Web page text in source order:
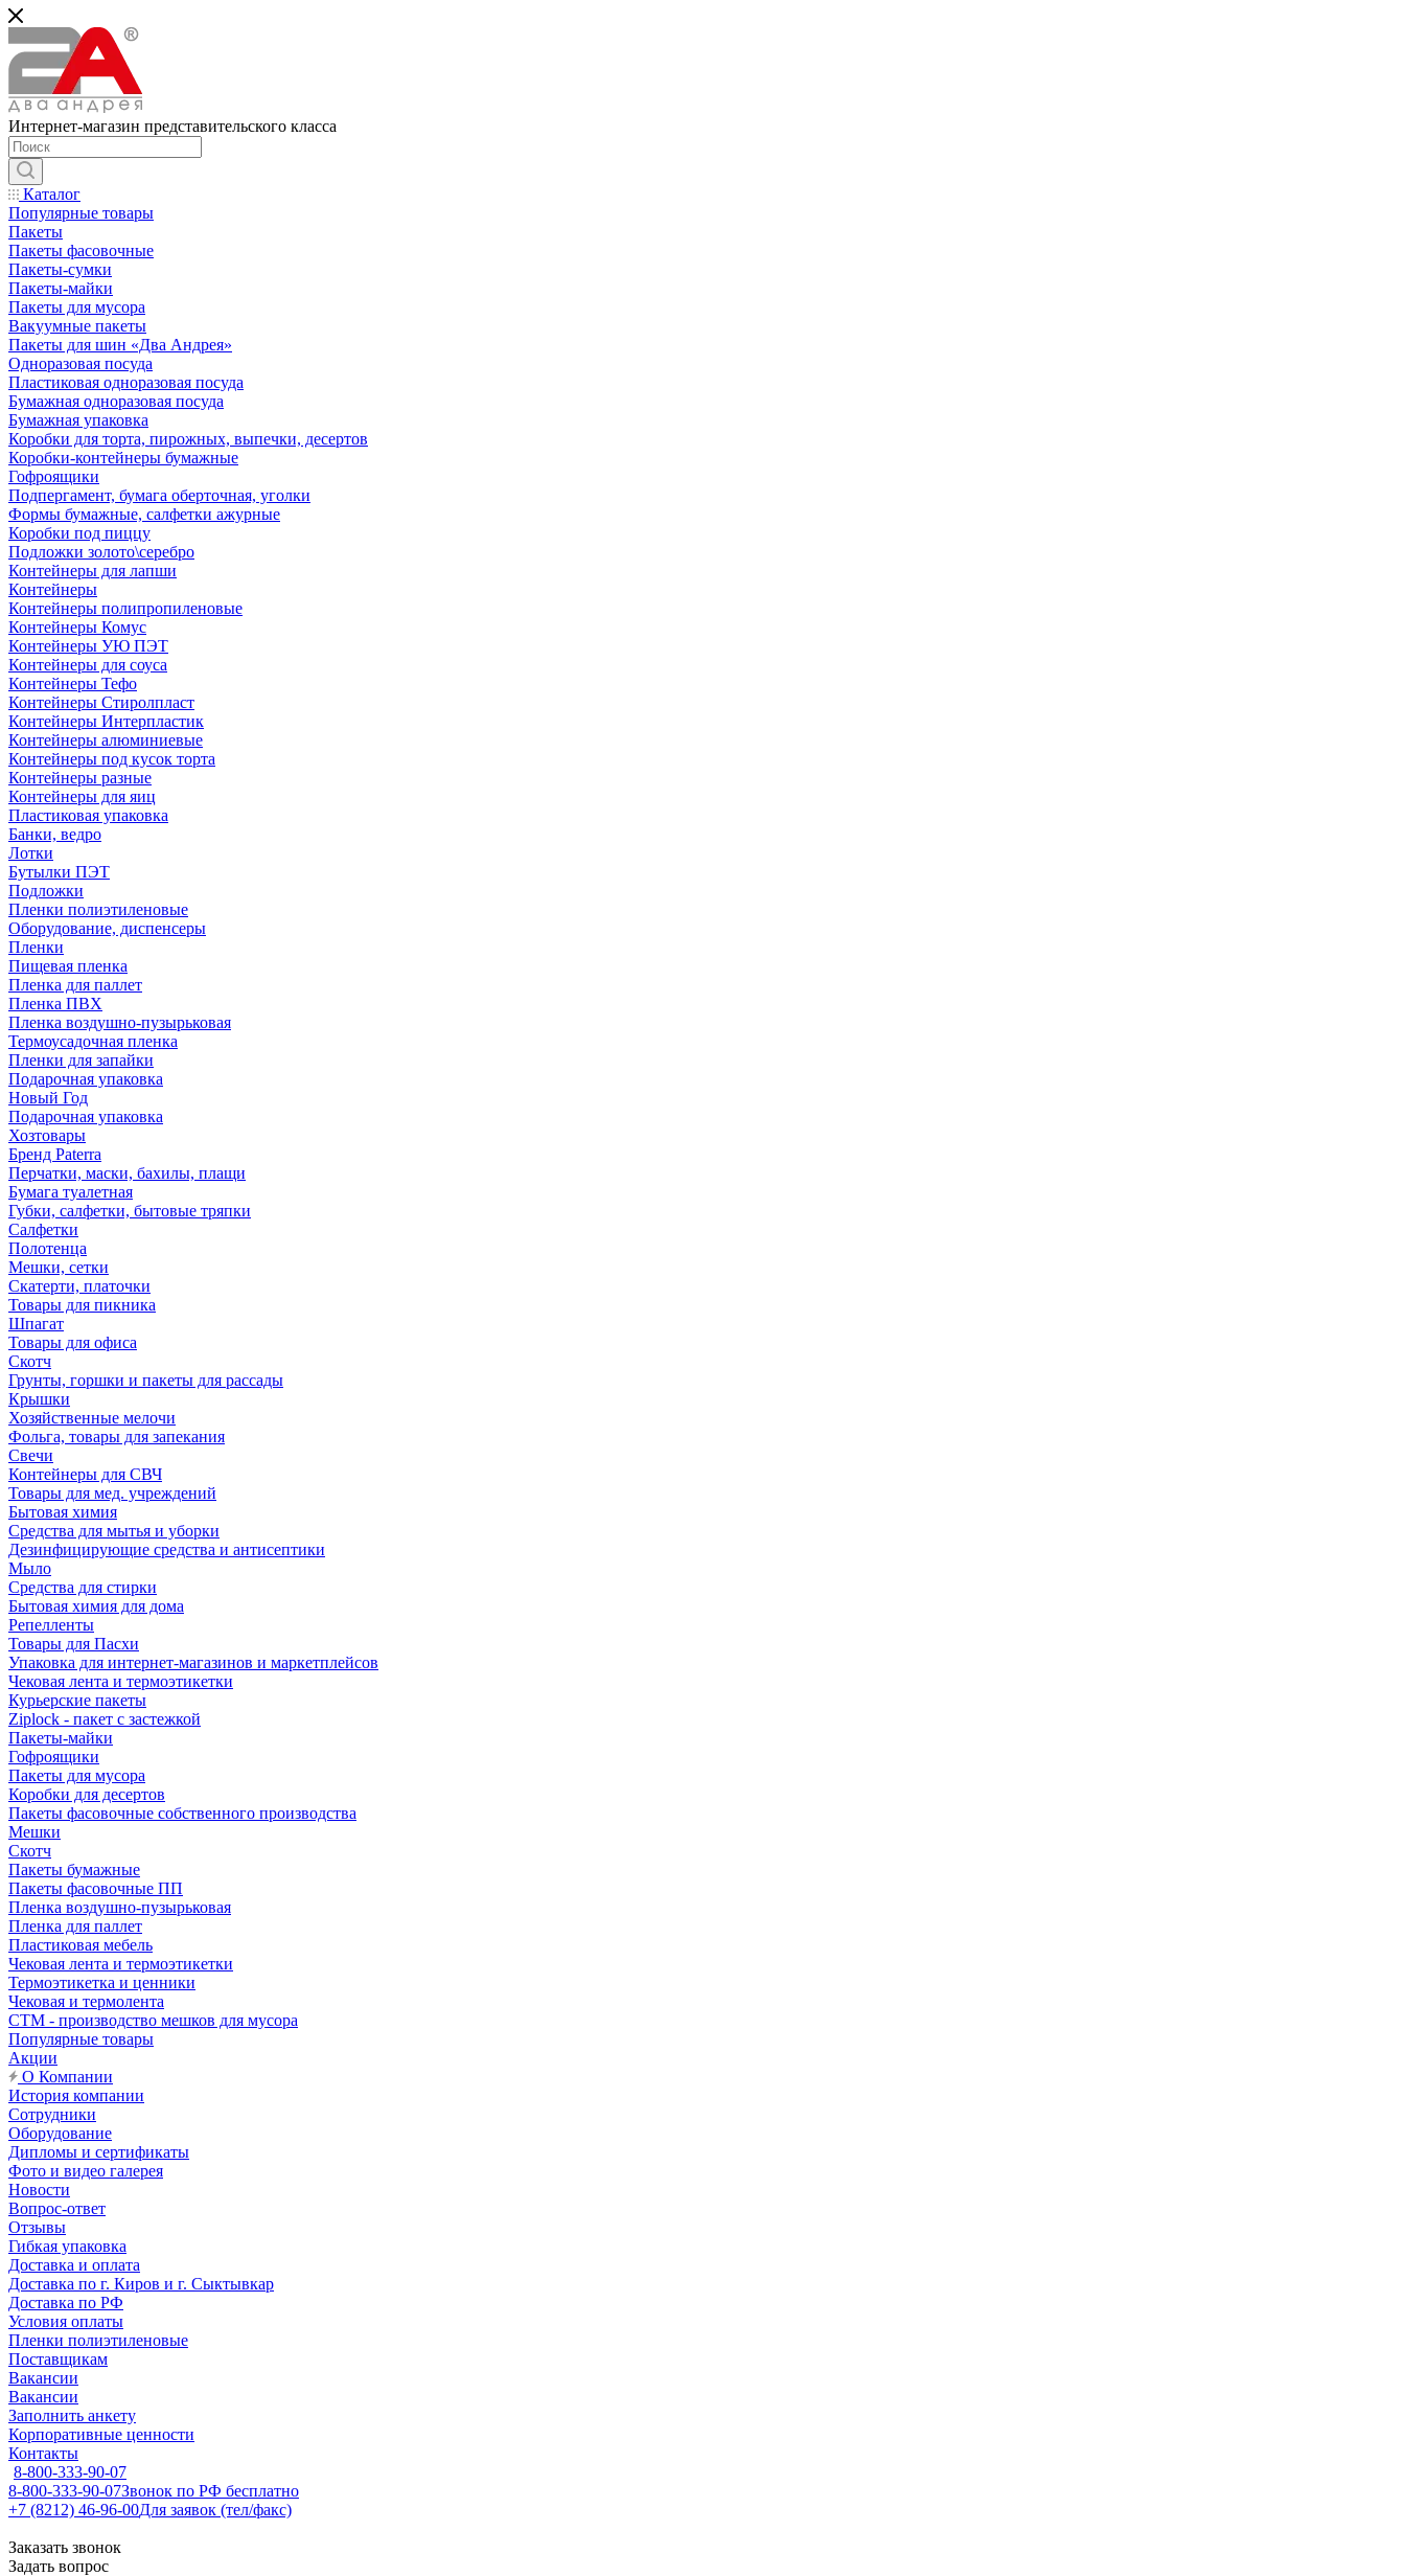
Интернет-магазин представительского класса
Каталог
Популярные товары
Пакеты
Пакеты фасовочные
Пакеты-сумки
Пакеты-майки
Пакеты для мусора
Вакуумные пакеты
Пакеты для шин «Два Андрея»
Одноразовая посуда
Пластиковая одноразовая посуда
Бумажная одноразовая посуда
Бумажная упаковка
Коробки для торта, пирожных, выпечки, десертов
Коробки-контейнеры бумажные
Гофроящики
Подпергамент, бумага оберточная, уголки
Формы бумажные, салфетки ажурные
Коробки под пиццу
Подложки золото\серебро
Контейнеры для лапши
Контейнеры
Контейнеры полипропиленовые
Контейнеры Комус
Контейнеры УЮ ПЭТ
Контейнеры для соуса
Контейнеры Тефо
Контейнеры Стиролпласт
Контейнеры Интерпластик
Контейнеры алюминиевые
Контейнеры под кусок торта
Контейнеры разные
Контейнеры для яиц
Пластиковая упаковка
Банки, ведро
Лотки
Бутылки ПЭТ
Подложки
Пленки полиэтиленовые
Оборудование, диспенсеры
Пленки
Пищевая пленка
Пленка для паллет
Пленка ПВХ
Пленка воздушно-пузырьковая
Термоусадочная пленка
Пленки для запайки
Подарочная упаковка
Новый Год
Подарочная упаковка
Хозтовары
Бренд Paterra
Перчатки, маски, бахилы, плащи
Бумага туалетная
Губки, салфетки, бытовые тряпки
Салфетки
Полотенца
Мешки, сетки
Скатерти, платочки
Товары для пикника
Шпагат
Товары для офиса
Скотч
Грунты, горшки и пакеты для рассады
Крышки
Хозяйственные мелочи
Фольга, товары для запекания
Свечи
Контейнеры для СВЧ
Товары для мед. учреждений
Бытовая химия
Средства для мытья и уборки
Дезинфицирующие средства и антисептики
Мыло
Средства для стирки
Бытовая химия для дома
Репелленты
Товары для Пасхи
Упаковка для интернет-магазинов и маркетплейсов
Чековая лента и термоэтикетки
Курьерские пакеты
Ziplock - пакет с застежкой
Пакеты-майки
Гофроящики
Пакеты для мусора
Коробки для десертов
Пакеты фасовочные собственного производства
Мешки
Скотч
Пакеты бумажные
Пакеты фасовочные ПП
Пленка воздушно-пузырьковая
Пленка для паллет
Пластиковая мебель
Чековая лента и термоэтикетки
Термоэтикетка и ценники
Чековая и термолента
СТМ - производство мешков для мусора
Популярные товары
Акции
О Компании
История компании
Сотрудники
Оборудование
Дипломы и сертификаты
Фото и видео галерея
Новости
Вопрос-ответ
Отзывы
Гибкая упаковка
Доставка и оплата
Доставка по г. Киров и г. Сыктывкар
Доставка по РФ
Условия оплаты
Пленки полиэтиленовые
Поставщикам
Вакансии
Вакансии
Заполнить анкету
Корпоративные ценности
Контакты
8-800-333-90-07
8-800-333-90-07Звонок по РФ бесплатно
+7 (8212) 46-96-00Для заявок (тел/факс)
Заказать звонок
Задать вопрос